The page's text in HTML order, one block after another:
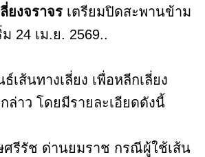
ยงจราจร เตรียมปิดสะพานข้าม
24 เม.ย. 2569..
เส้นทางเลี่ยง เพื่อหลีกเลี่ยง
ล่าว โดยมีรายละเอียดดังนี้
ศรีรัช ด่านยมราช กรณีผู้ใช้เส้น